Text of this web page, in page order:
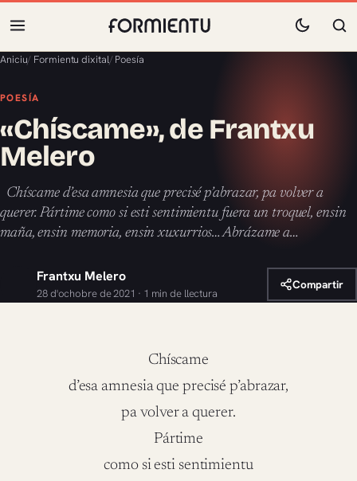
Aniciu/ Formientu dixital/ Poesía
POESÍA
«Chíscame», de Frantxu
Melero
Chíscame d’esa amnesia que precisé p’abrazar, pa volver a
querer. Pártime como si esti sentimientu fuera un troquel, ensin
maña, ensin memoria, ensin xuxurrios… Abrázame a…
Frantxu Melero
28 d'ochobre de 2021 · 1 min de llectura
Compartir
Chíscame
d’esa amnesia que precisé p’abrazar,
pa volver a querer.
Pártime
como si esti sentimientu